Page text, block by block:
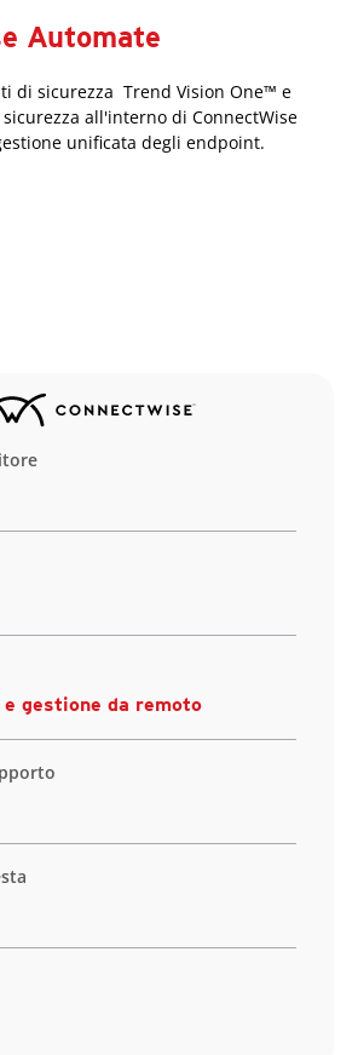
Automate
di sicurezza Trend Vision One™ e
all'interno di ConnectWise
unificata degli endpoint.
gestione da remoto